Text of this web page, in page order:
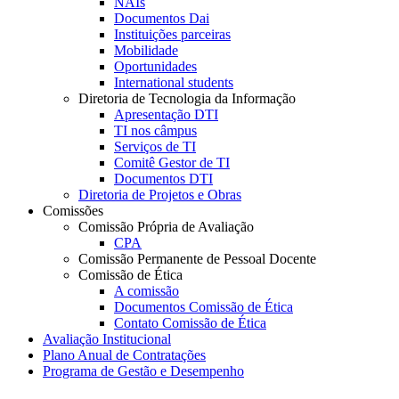
Documentos Dai
Instituições parceiras
Mobilidade
Oportunidades
International students
Diretoria de Tecnologia da Informação
Apresentação DTI
TI nos câmpus
Serviços de TI
Comitê Gestor de TI
Documentos DTI
Diretoria de Projetos e Obras
Comissões
Comissão Própria de Avaliação
CPA
Comissão Permanente de Pessoal Docente
Comissão de Ética
A comissão
Documentos Comissão de Ética
Contato Comissão de Ética
Avaliação Institucional
Plano Anual de Contratações
Programa de Gestão e Desempenho